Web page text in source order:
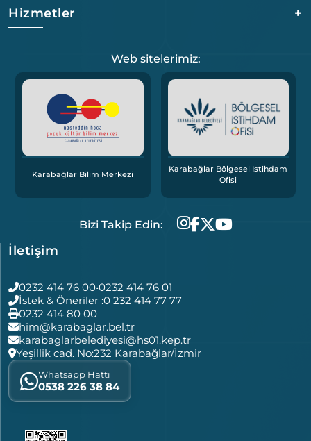
Hizmetler
+
Web sitelerimiz:
Karabağlar Bilim Merkezi
Karabağlar Bölgesel İstihdam
Ofisi
Bizi Takip Edin:
İletişim
0232 414 76 00•0232 414 76 01
İstek & Öneriler :0 232 414 77 77
0232 414 80 00
him@karabaglar.bel.tr
karabaglarbelediyesi@hs01.kep.tr
Yeşillik cad. No:232 Karabağlar/İzmir
Whatsapp Hattı
0538 226 38 84